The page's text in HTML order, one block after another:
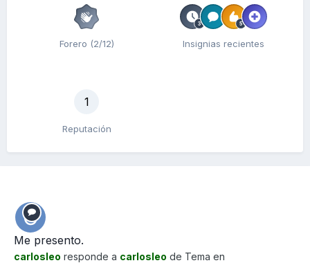
Forero (2/12) Insignias recientes
1
Reputación
Me presento.
carlosleo responde a carlosleo de Tema en